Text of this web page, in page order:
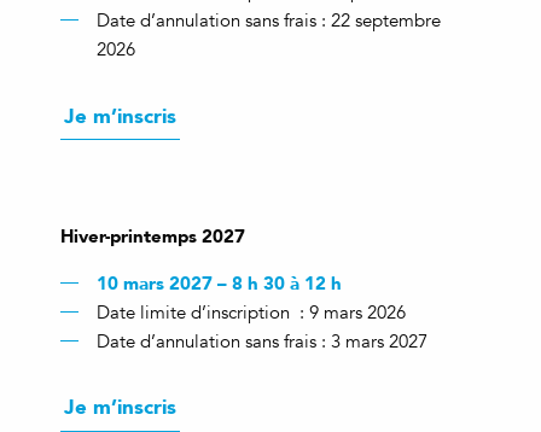
Date d’annulation sans frais : 22 septembre
2026
Je m’inscris
Hiver-printemps 2027
10 mars 2027 – 8 h 30 à 12 h
Date limite d’inscription : 9 mars 2026
Date d’annulation sans frais : 3 mars 2027
Je m’inscris